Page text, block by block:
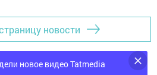
новости
новое видео Tatmedia